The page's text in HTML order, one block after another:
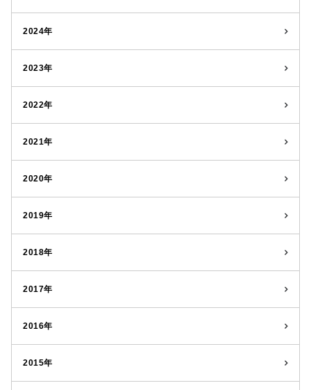
2024年
2023年
2022年
2021年
2020年
2019年
2018年
2017年
2016年
2015年